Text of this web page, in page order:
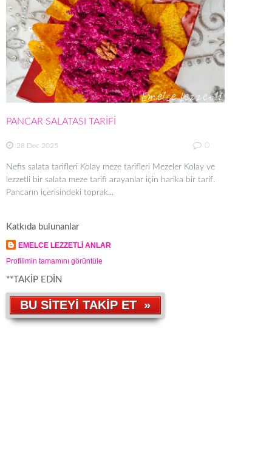
PANCAR SALATASI TARİFİ
28 Dec 2025 0
Nefis salata tarifleri Kolay meze tarifleri Mezeler Kolay ve
lezzetli bir salata meze tarifi arayanlar için harika bir tarif.
Pancarın içerisindeki toprak...
Katkıda bulunanlar
EMELCE LEZZETLİ ANLAR
Profilimin tamamını görüntüle
**TAKİP EDİN
BU SİTEYİ TAKİP ET »